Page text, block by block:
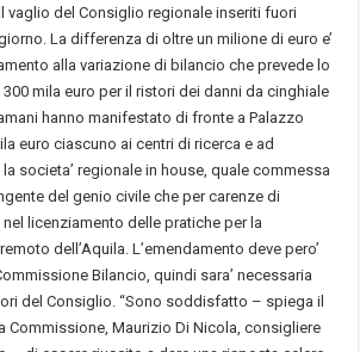
vaglio del Consiglio regionale inseriti fuori
La differenza di oltre un milione di euro e’
alla variazione di bilancio che prevede lo
mila euro per il ristori dei danni da cinghiale
hanno manifestato di fronte a Palazzo
euro ciascuno ai centri di ricerca e ad
societa’ regionale in house, quale commessa
del genio civile che per carenze di
nel licenziamento delle pratiche per la
dell’Aquila. L’emendamento deve pero’
Bilancio, quindi sara’ necessaria
del Consiglio. “Sono soddisfatto – spiega il
Commissione, Maurizio Di Nicola, consigliere